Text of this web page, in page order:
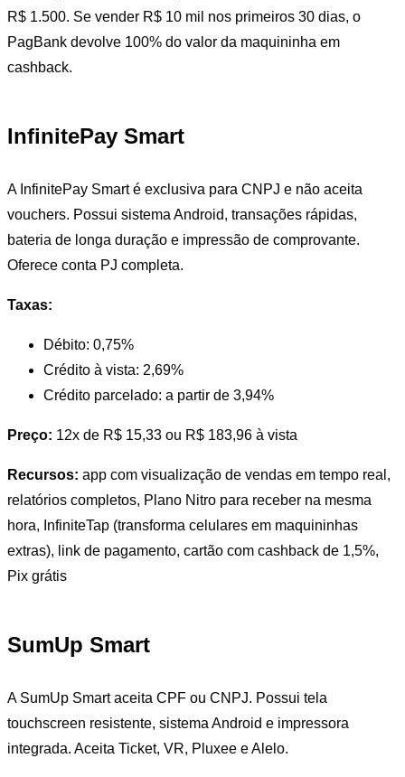
R$ 1.500. Se vender R$ 10 mil nos primeiros 30 dias, o
PagBank devolve 100% do valor da maquininha em
cashback.
InfinitePay Smart
A InfinitePay Smart é exclusiva para CNPJ e não aceita
vouchers. Possui sistema Android, transações rápidas,
bateria de longa duração e impressão de comprovante.
Oferece conta PJ completa.
Taxas:
Débito: 0,75%
Crédito à vista: 2,69%
Crédito parcelado: a partir de 3,94%
Preço: 12x de R$ 15,33 ou R$ 183,96 à vista
Recursos: app com visualização de vendas em tempo real,
relatórios completos, Plano Nitro para receber na mesma
hora, InfiniteTap (transforma celulares em maquininhas
extras), link de pagamento, cartão com cashback de 1,5%,
Pix grátis
SumUp Smart
A SumUp Smart aceita CPF ou CNPJ. Possui tela
touchscreen resistente, sistema Android e impressora
integrada. Aceita Ticket, VR, Pluxee e Alelo.